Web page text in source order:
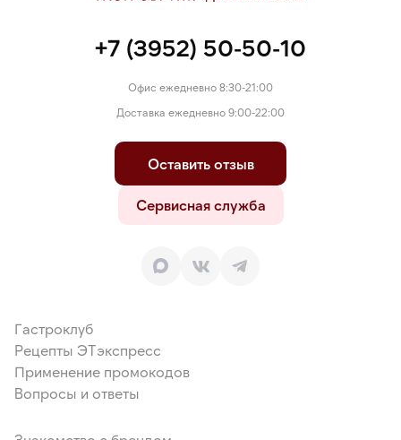
+7 (3952) 50-50-10
Офис ежедневно 8:30-21:00
Доставка ежедневно 9:00-22:00
Оставить отзыв
Сервисная служба
Гастроклуб
Рецепты ЭТэкспресс
Применение промокодов
Вопросы и ответы